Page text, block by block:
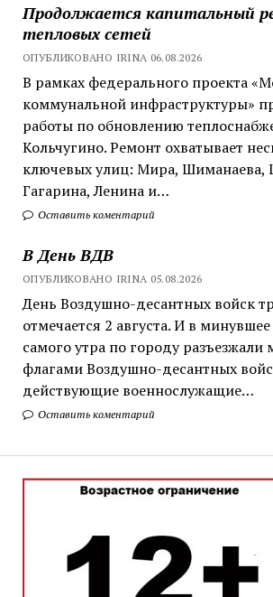
Продолжается капитальный
тепловых сетей
ОПУБЛИКОВАНО IRINA 06.08.2026
В рамках федерального проекта
коммунальной инфраструктуры»
работы по обновлению
Кольчугино. Ремонт охватывает
ключевых улиц: Мира, Шиманаева,
Гагарина, Ленина и…
Оставить коментарий
В День ВДВ
ОПУБЛИКОВАНО IRINA 05.08.2026
День Воздушно-десантных войск
отмечается 2 августа. И в
самого утра по городу
флагами Воздушно-десантных
действующие военнослужащие…
Оставить коментарий